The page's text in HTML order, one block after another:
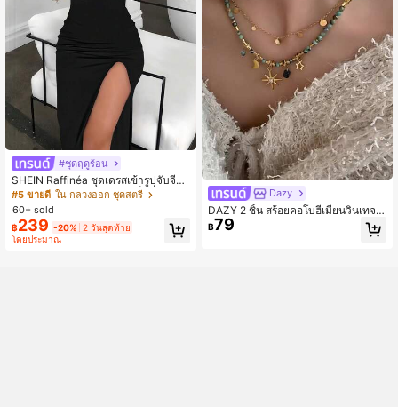
#ชุดฤดูร้อน
SHEIN Raffinéa ชุดเดรสเข้ารูปจับจีบ
ด้านหน้ากระดุมโลหะผ่าสูงเซ็กซี่, สง่าง
ามสำหรับวันหยุดและการเดินทาง, ฤดูร้
อน
#5 ขายดี ใน กลวงออก ชุดสตรี
60+ sold
฿239 -20% 2 วันสุดท้าย
โดยประมาณ
Dazy
DAZY 2 ชิ้น สร้อยคอโบฮีเมียนวินเทจล
ายพระอาทิตย์และดาวประดับลูกปัดสีเขี
ยวสำหรับผู้หญิง ใส่ได้ทุกวันและเป็นขอ
฿79